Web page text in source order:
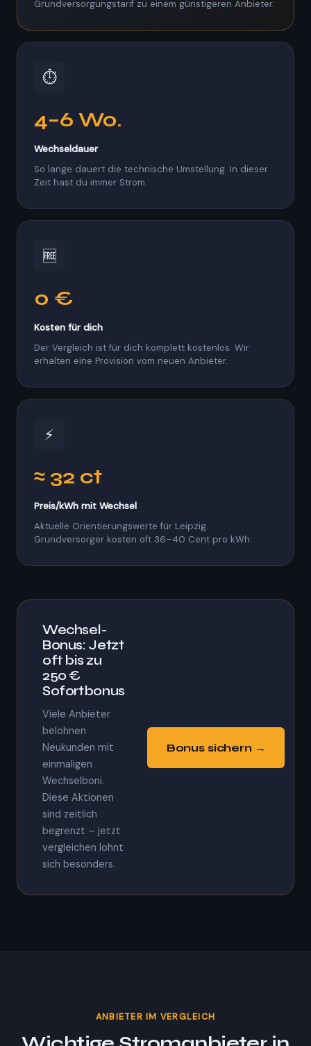
Grundversorgungstarif zu einem günstigeren Anbieter.
⏱
4–6 Wo.
Wechseldauer
So lange dauert die technische Umstellung. In dieser
Zeit hast du immer Strom.
🆓
0 €
Kosten für dich
Der Vergleich ist für dich komplett kostenlos. Wir
erhalten eine Provision vom neuen Anbieter.
⚡
≈ 32 ct
Preis/kWh mit Wechsel
Aktuelle Orientierungswerte für Leipzig.
Grundversorger kosten oft 36–40 Cent pro kWh.
Wechsel-
Bonus: Jetzt
oft bis zu
250 €
Sofortbonus
Viele Anbieter
belohnen
Neukunden mit
einmaligen
Wechselboni.
Diese Aktionen
sind zeitlich
begrenzt – jetzt
vergleichen lohnt
sich besonders.
Bonus sichern →
ANBIETER IM VERGLEICH